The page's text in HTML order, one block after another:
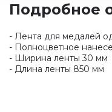
Подробное
- Лента для медалей
- Полноцветное
- Ширина ленты 30 мм
- Длина ленты 850 мм